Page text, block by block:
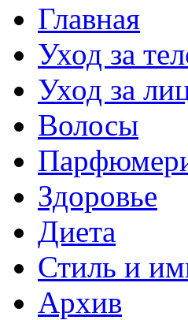
Главная
Уход за
Уход за
Волосы
Здоровье
Диета
Стиль и
Архив